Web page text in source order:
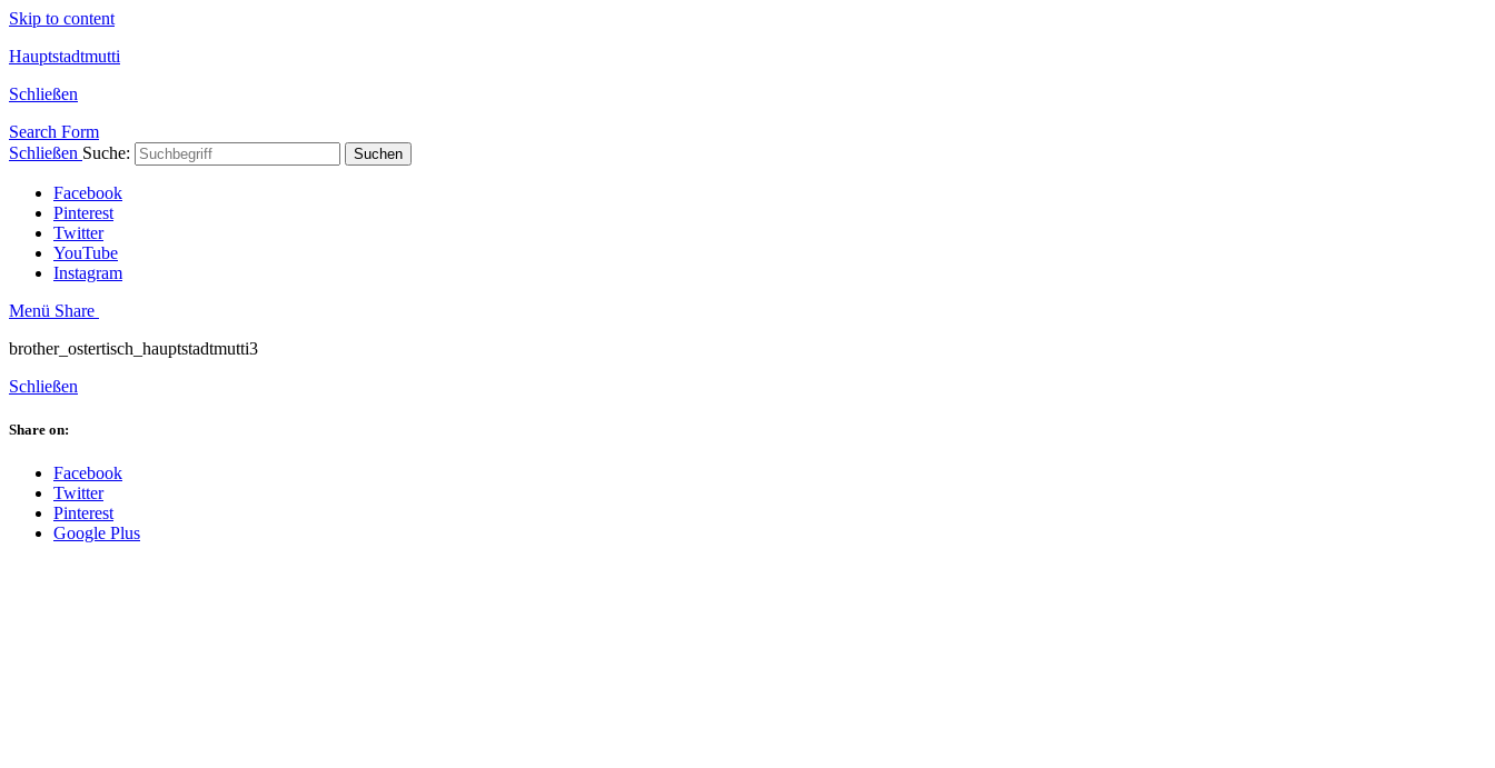
Skip to content
Hauptstadtmutti
Schließen
Search Form
Schließen Suche: Suchen
Facebook
Pinterest
Twitter
YouTube
Instagram
Menü Share
brother_ostertisch_hauptstadtmutti3
Schließen
Share on:
Facebook
Twitter
Pinterest
Google Plus